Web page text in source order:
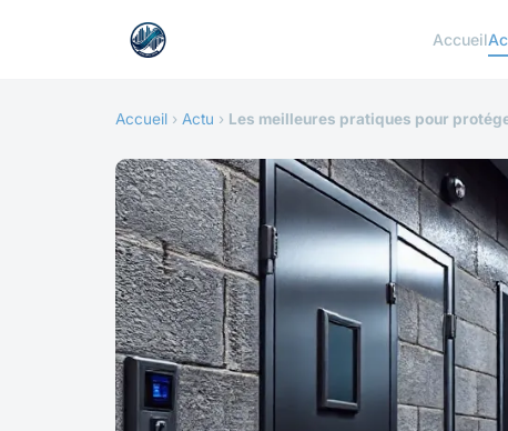
Accueil
Accueil › Actu › Les meilleures pratiques pour